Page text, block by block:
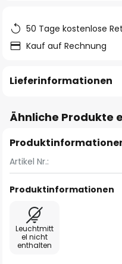
50 Tage kostenlose
Kauf auf Rechnung
Lieferinformationen
Ähnliche Produkte
Artikel Nr.:
Produktinformationen
Leuchtmitt
el nicht
enthalten